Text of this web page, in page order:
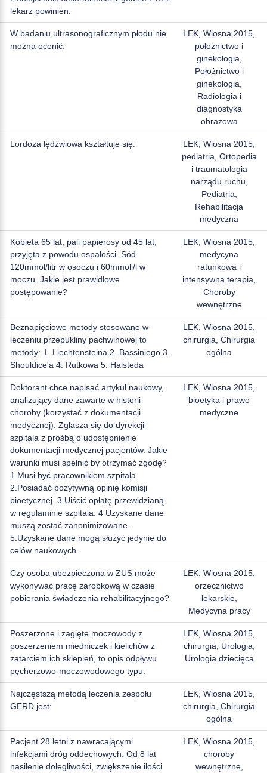
lekarz powinien:
W badaniu ultrasonograficznym płodu nie
można ocenić:
LEK, Wiosna 2015,
położnictwo i
ginekologia,
Położnictwo i
ginekologia,
Radiologia i
diagnostyka
obrazowa
Lordoza lędźwiowa kształtuje się:
LEK, Wiosna 2015,
pediatria, Ortopedia
i traumatologia
narządu ruchu,
Pediatria,
Rehabilitacja
medyczna
Kobieta 65 lat, pali papierosy od 45 lat,
przyjęta z powodu ospałości. Sód
120mmol/litr w osoczu i 60mmoli/l w
moczu. Jakie jest prawidłowe
postępowanie?
LEK, Wiosna 2015,
medycyna
ratunkowa i
intensywna terapia,
Choroby
wewnętrzne
Beznapięciowe metody stosowane w
leczeniu przepukliny pachwinowej to
metody: 1. Liechtensteina 2. Bassiniego 3.
Shouldice'a 4. Rutkowa 5. Halsteda
LEK, Wiosna 2015,
chirurgia, Chirurgia
ogólna
Doktorant chce napisać artykuł naukowy,
analizujący dane zawarte w historii
choroby (korzystać z dokumentacji
medycznej). Zgłasza się do dyrekcji
szpitala z prośbą o udostępnienie
dokumentacji medycznej pacjentów. Jakie
warunki musi spełnić by otrzymać zgodę?
1.Musi być pracownikiem szpitala.
2.Posiadać pozytywną opinię komisji
bioetycznej. 3.Uiścić opłatę przewidzianą
w regulaminie szpitala. 4 Uzyskane dane
muszą zostać zanonimizowane.
5.Uzyskane dane mogą służyć jedynie do
celów naukowych.
LEK, Wiosna 2015,
bioetyka i prawo
medyczne
Czy osoba ubezpieczona w ZUS może
wykonywać pracę zarobkową w czasie
pobierania świadczenia rehabilitacyjnego?
LEK, Wiosna 2015,
orzecznictwo
lekarskie,
Medycyna pracy
Poszerzone i zagięte moczowody z
poszerzeniem miedniczek i kielichów z
zatarciem ich sklepień, to opis odpływu
pęcherzowo-moczowodowego typu:
LEK, Wiosna 2015,
chirurgia, Urologia,
Urologia dziecięca
Najczęstszą metodą leczenia zespołu
GERD jest:
LEK, Wiosna 2015,
chirurgia, Chirurgia
ogólna
Pacjent 28 letni z nawracającymi
infekcjami dróg oddechowych. Od 8 lat
nasilenie dolegliwości, zwiększenie ilości
LEK, Wiosna 2015,
choroby
wewnętrzne,